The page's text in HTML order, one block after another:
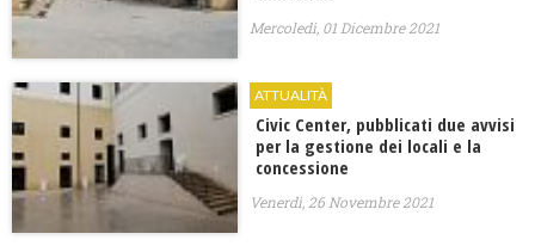
Mercoledì, 01 Dicembre 2021
ATTUALITÀ
Civic Center, pubblicati due avvisi
per la gestione dei locali e la
concessione
Venerdì, 26 Novembre 2021